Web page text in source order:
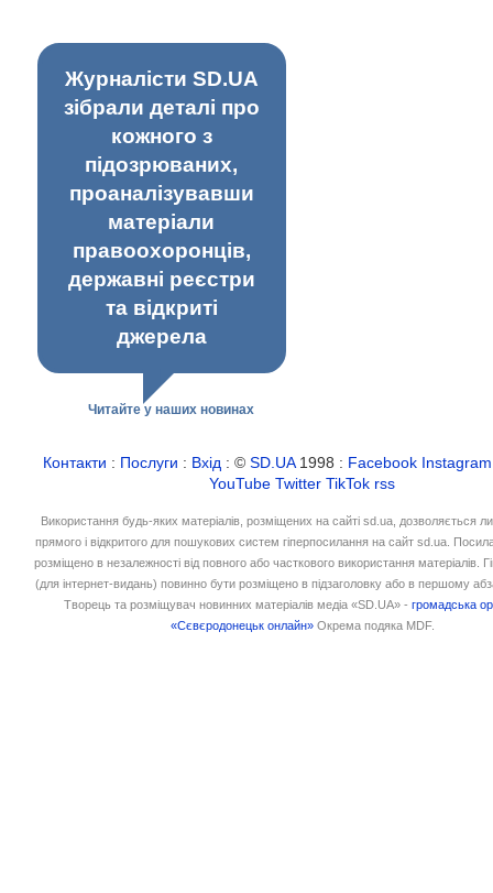
Журналісти SD.UA
зібрали деталі про
кожного з
підозрюваних,
проаналізувавши
матеріали
правоохоронців,
державні реєстри
та відкриті
джерела
Читайте у наших новинах
Контакти : Послуги : Вхід : ©SD.UA1998 : Facebook Instagram
YouTube Twitter TikTok rss
Використання будь-яких матеріалів, розміщених на сайті sd.ua, дозволяється
прямого і відкритого для пошукових систем гіперпосилання на сайт sd.ua.
розміщено в незалежності від повного або часткового використання матеріалів.
(для інтернет-видань) повинно бути розміщено в підзаголовку або в першому
Творець та розміщувач новинних матеріалів медіа «SD.UA» -громадська
«Сєвєродонецьк онлайн» Окрема подяка MDF.